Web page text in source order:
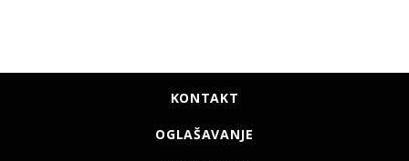
KONTAKT
OGLAŠAVANJE